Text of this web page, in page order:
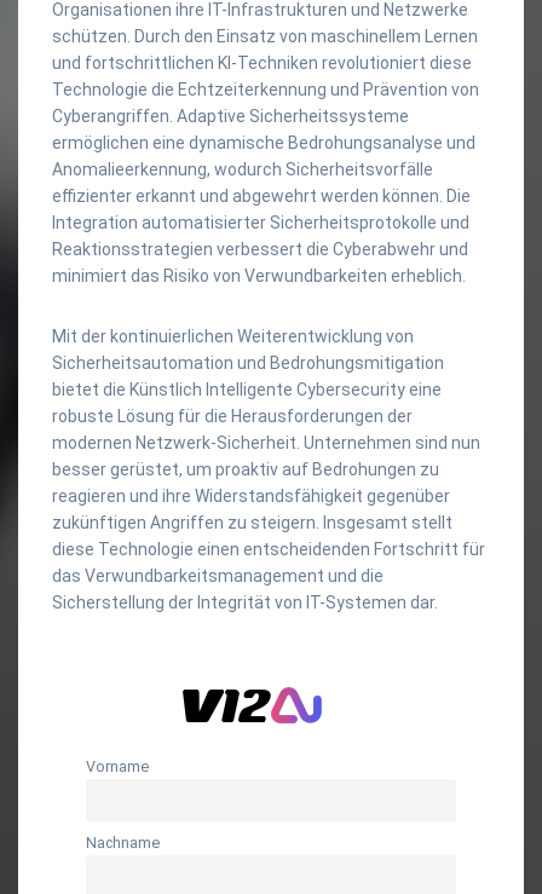
Organisationen ihre IT-Infrastrukturen und Netzwerke
schützen. Durch den Einsatz von maschinellem Lernen
und fortschrittlichen KI-Techniken revolutioniert diese
Technologie die Echtzeiterkennung und Prävention von
Cyberangriffen. Adaptive Sicherheitssysteme
ermöglichen eine dynamische Bedrohungsanalyse und
Anomalieerkennung, wodurch Sicherheitsvorfälle
effizienter erkannt und abgewehrt werden können. Die
Integration automatisierter Sicherheitsprotokolle und
Reaktionsstrategien verbessert die Cyberabwehr und
minimiert das Risiko von Verwundbarkeiten erheblich.
Mit der kontinuierlichen Weiterentwicklung von
Sicherheitsautomation und Bedrohungsmitigation
bietet die Künstlich Intelligente Cybersecurity eine
robuste Lösung für die Herausforderungen der
modernen Netzwerk-Sicherheit. Unternehmen sind nun
besser gerüstet, um proaktiv auf Bedrohungen zu
reagieren und ihre Widerstandsfähigkeit gegenüber
zukünftigen Angriffen zu steigern. Insgesamt stellt
diese Technologie einen entscheidenden Fortschritt für
das Verwundbarkeitsmanagement und die
Sicherstellung der Integrität von IT-Systemen dar.
Vorname
Nachname